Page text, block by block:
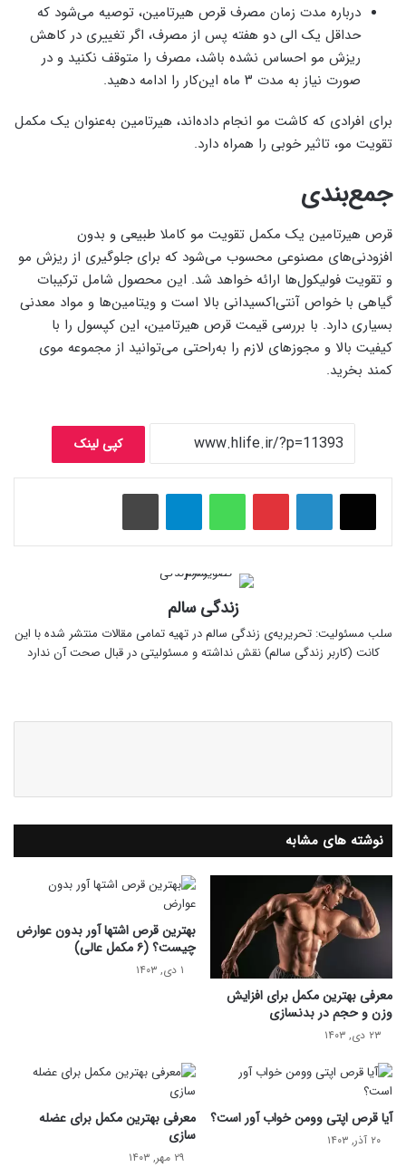
درباره مدت زمان مصرف قرص هیرتامین، توصیه می‌شود که
حداقل یک الی دو هفته پس از مصرف، اگر تغییری در کاهش
ریزش مو احساس نشده باشد، مصرف را متوقف نکنید و در
صورت نیاز به مدت ۳ ماه این‌کار را ادامه دهید.
برای افرادی که کاشت مو انجام داده‌اند، هیرتامین به‌عنوان یک مکمل
تقویت مو، تاثیر خوبی را همراه دارد.
جمع‌بندی
قرص هیرتامین یک مکمل تقویت مو کاملا طبیعی و بدون
افزودنی‌های مصنوعی محسوب می‌شود که برای جلوگیری از ریزش مو
و تقویت فولیکول‌ها ارائه خواهد شد. این محصول شامل ترکیبات
گیاهی با خواص آنتی‌اکسیدانی بالا است و ویتامین‌ها و مواد معدنی
بسیاری دارد. با بررسی قیمت قرص هیرتامین، این کپسول را با
کیفیت بالا و مجوزهای لازم را به‌راحتی می‌توانید از مجموعه موی
کمند بخرید.
کپی لینک
پینتریستواتس آپ تلگرام چاپ
زندگی سالم
سلب‌ مسئولیت: تحریریه‌ی زندگی سالم در تهیه‌ تمامی مقالات منتشر شده با این
کانت (کاربر زندگی سالم) نقش نداشته و مسئولیتی در قبال صحت آن ندارد
نوشته های مشابه
معرفی بهترین مکمل برای افزایش
وزن و حجم در بدنسازی
۲۳ دی, ۱۴۰۳
بهترین قرص اشتها آور بدون عوارض
چیست؟ (۶ مکمل عالی)
۱ دی, ۱۴۰۳
آیا قرص اپتی وومن خواب آور است؟
۲۰ آذر, ۱۴۰۳
معرفی بهترین مکمل برای عضله
سازی
۲۹ مهر, ۱۴۰۳